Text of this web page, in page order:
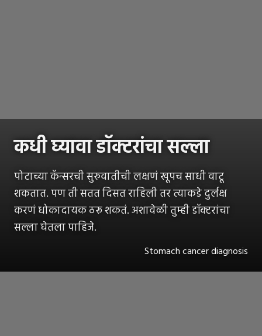
कधी घ्यावा डॉक्टरांचा सल्ला
पोटाच्या कॅन्सरची सुरुवातीची लक्षणं खूपच साधी वाटू
शकतात. पण ती सतत दिसत राहिली तर त्याकडे दुर्लक्ष
करणं धोकादायक ठरू शकतं. अशावेळी तुम्ही डॉक्टरांचा
सल्ला घेतला पाहिजे.
Stomach cancer diagnosis